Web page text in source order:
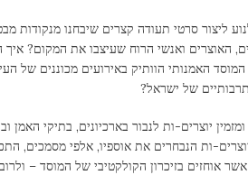
ליצור סרטי תעודה קצרים שיבחנו מנקודות
האוצרים ואנשי הרוח שעיצבו את המקום? איך
האמנותי הוותיק באירועים מכוננים של
של ישראל?
יוצרים-ות לנבור בארכיונים, בתיקי האמן
ות הנבחרים את אוספיו, אלפי מסמכים,
אשר אוחזים בזיכרון הקולקטיבי של המוסד –